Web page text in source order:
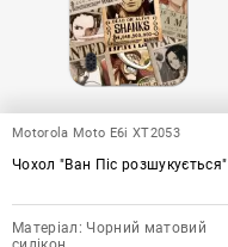
Motorola Moto E6i XT2053
Чохол "Ван Піс розшукується"
Матеріал: Чорний матовий